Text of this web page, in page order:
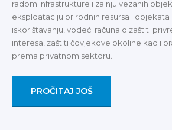
radom infrastrukture i za nju vezanih
eksploataciju prirodnih resursa i objekata
iskorištavanju, vodeći računa o zaštiti
interesa, zaštiti čovjekove okoline kao i
prema privatnom sektoru.
PROČITAJ JOŠ